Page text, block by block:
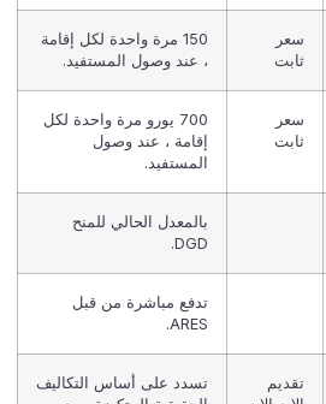
سعر
ثابت
150 مرة واحدة لكل إقامة
، عند وصول المستفيد.
سعر
ثابت
700 يورو مرة واحدة لكل
إقامة ، عند وصول
المستفيد.
بالمعدل الحالي للمنح
DGD.
تدفع مباشرة من قبل
ARES.
تقديم
تسدد على أساس التكاليف